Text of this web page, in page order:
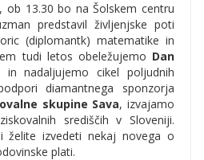
ob 13.30 bo na Šolskem centru
predstavil življenjske poti
(diplomantk) matematike in
tudi letos obeležujemo Dan
in nadaljujemo cikel poljudnih
diamantnega sponzorja
skupine Sava, izvajamo
središčih v Sloveniji.
želite izvedeti nekaj novega o
plati.